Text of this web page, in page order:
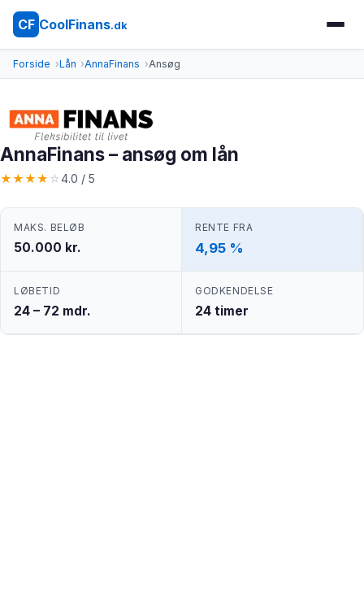
CF CoolFinans.dk
Forside Lån AnnaFinans Ansøg
AnnaFinans – ansøg om lån
★★★★ ☆4.0 / 5
MAKS. BELØB
50.000 kr.
RENTE FRA
4,95 %
LØBETID
24 – 72 mdr.
GODKENDELSE
24 timer